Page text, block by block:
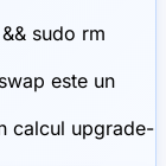
sudo rm
este un
calcul upgrade-